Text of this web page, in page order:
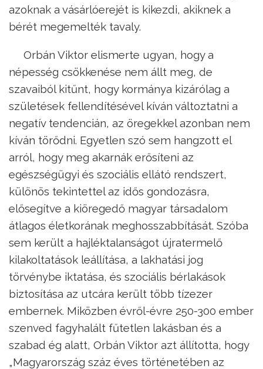
azoknak a vásárlóerejét is kikezdi, akiknek a
bérét megemelték tavaly.
Orbán Viktor elismerte ugyan, hogy a
népesség csökkenése nem állt meg, de
szavaiból kitűnt, hogy kormánya kizárólag a
születések fellendítésével kíván változtatni a
negatív tendencián, az öregekkel azonban nem
kíván törődni. Egyetlen szó sem hangzott el
arról, hogy meg akarnák erősíteni az
egészségügyi és szociális ellátó rendszert,
különös tekintettel az idős gondozásra,
elősegítve a kiöregedő magyar társadalom
átlagos életkorának meghosszabbítását. Szóba
sem került a hajléktalanságot újratermelő
kilakoltatások leállítása, a lakhatási jog
törvénybe iktatása, és szociális bérlakások
biztosítása az utcára került több tízezer
embernek. Miközben évről-évre 250-300 ember
szenved fagyhalált fűtetlen lakásban és a
szabad ég alatt, Orbán Viktor azt állította, hogy
„Magyarország száz éves történetében az